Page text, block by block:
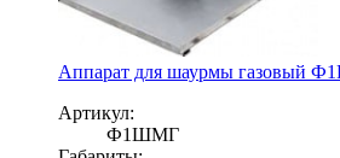
Аппарат для шаурмы газовый
Артикул:
Ф1ШМГ